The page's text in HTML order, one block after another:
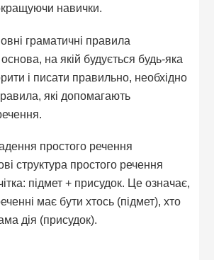
навички.
граматичні правила
на якій будується будь-яка
і писати правильно, необхідно
які допомагають
простого речення
структура простого речення
підмет + присудок. Це означає,
має бути хтось (підмет), хто
дія (присудок).